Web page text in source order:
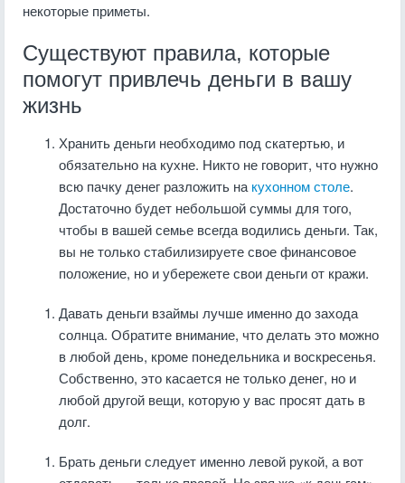
некоторые приметы.
Существуют правила, которые
помогут привлечь деньги в вашу
жизнь
Хранить деньги необходимо под скатертью, и
обязательно на кухне. Никто не говорит, что нужно
всю пачку денег разложить на кухонном столе.
Достаточно будет небольшой суммы для того,
чтобы в вашей семье всегда водились деньги. Так,
вы не только стабилизируете свое финансовое
положение, но и убережете свои деньги от кражи.
Давать деньги взаймы лучше именно до захода
солнца. Обратите внимание, что делать это можно
в любой день, кроме понедельника и воскресенья.
Собственно, это касается не только денег, но и
любой другой вещи, которую у вас просят дать в
долг.
Брать деньги следует именно левой рукой, а вот